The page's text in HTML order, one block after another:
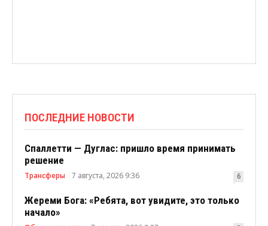
ПОСЛЕДНИЕ НОВОСТИ
Спаллетти — Дуглас: пришло время принимать
решение
Трансферы 7 августа, 2026 9:36 6
Жереми Бога: «Ребята, вот увидите, это только
начало»